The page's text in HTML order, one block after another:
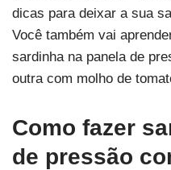
dicas para deixar a sua
Você também vai
sardinha na panela de
outra com molho de
Como fazer
de pressão